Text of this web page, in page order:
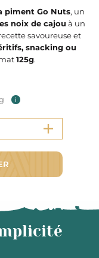
piment Go Nuts, un
noix de cajou à un
savoureuse et
snacking ou
125g.
i